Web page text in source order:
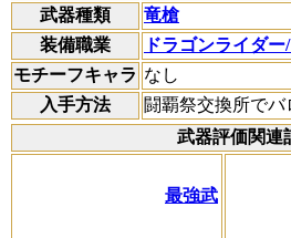
武器種類
竜槍
装備職業
ドラゴンライダ
モチーフキャラ なし
入手方法
闘覇祭交換所で
武器評価関連
最強武